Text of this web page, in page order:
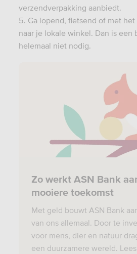
verzendverpakking aanbiedt.
Ga lopend, fietsend of met
naar je lokale winkel. Dan is een
helemaal niet nodig.
Zo werkt ASN Bank
mooiere toekomst
Met geld bouwt ASN Bank
van ons allemaal. Door te
voor mens, dier en natuur
een duurzamere wereld.